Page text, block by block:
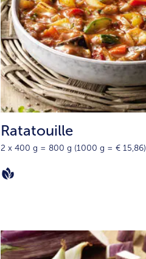
Ratatouille
2 x 400 g = 800 g (1000 g = € 15,86)